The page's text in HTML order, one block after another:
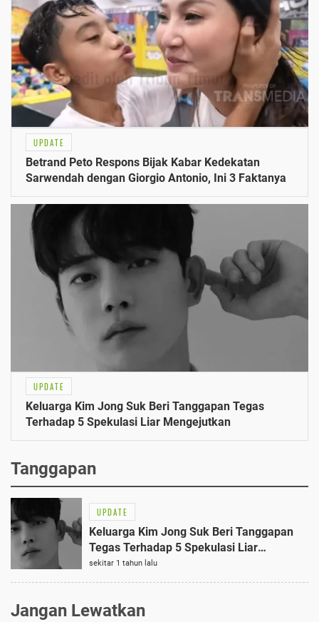
UPDATE
Betrand Peto Respons Bijak Kabar Kedekatan
Sarwendah dengan Giorgio Antonio, Ini 3 Faktanya
UPDATE
Keluarga Kim Jong Suk Beri Tanggapan Tegas
Terhadap 5 Spekulasi Liar Mengejutkan
Tanggapan
UPDATE
Keluarga Kim Jong Suk Beri Tanggapan
Tegas Terhadap 5 Spekulasi Liar
Mengejutkan
sekitar 1 tahun lalu
Jangan Lewatkan